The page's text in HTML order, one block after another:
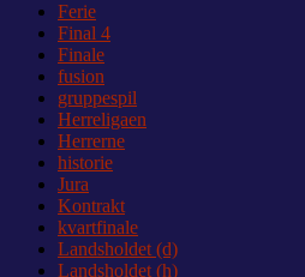
Ferie
Final 4
Finale
fusion
gruppespil
Herreligaen
Herrerne
historie
Jura
Kontrakt
kvartfinale
Landsholdet (d)
Landsholdet (h)